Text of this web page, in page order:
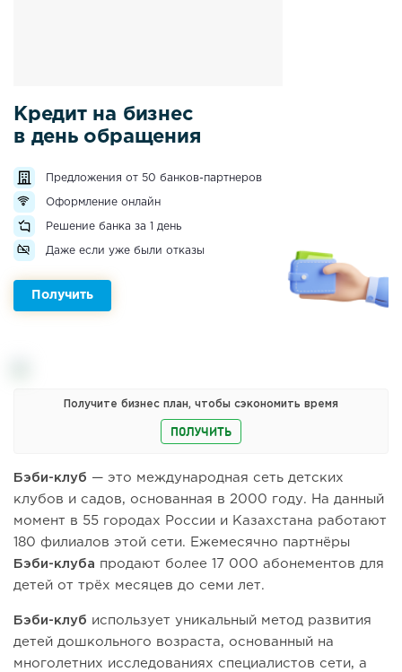
Кредит на бизнес
в день обращения
Предложения от 50 банков-партнеров
Оформление онлайн
Решение банка за 1 день
Даже если уже были отказы
Получить
Получите бизнес план, чтобы сэкономить время
ПОЛУЧИТЬ
Бэби-клуб — это международная сеть детских
клубов и садов, основанная в 2000 году. На данный
момент в 55 городах России и Казахстана работают
180 филиалов этой сети. Ежемесячно партнёры
Бэби-клуба продают более 17 000 абонементов для
детей от трёх месяцев до семи лет.
Бэби-клуб использует уникальный метод развития
детей дошкольного возраста, основанный на
многолетних исследованиях специалистов сети, а